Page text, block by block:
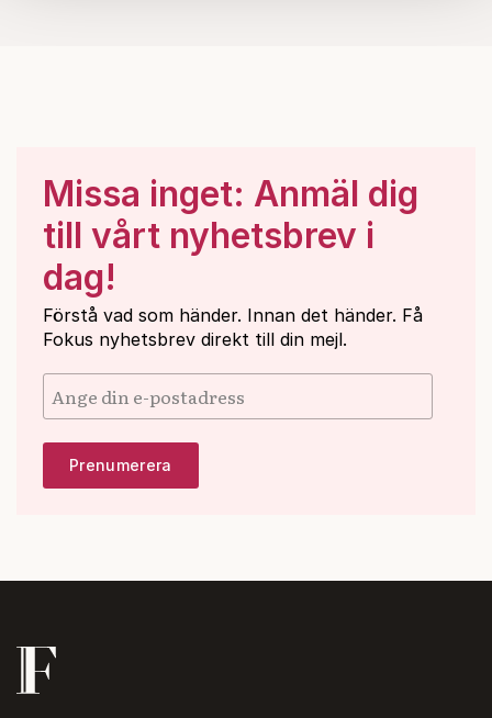
Missa inget: Anmäl dig
till vårt nyhetsbrev i
dag!
Förstå vad som händer. Innan det händer. Få
Fokus nyhetsbrev direkt till din mejl.